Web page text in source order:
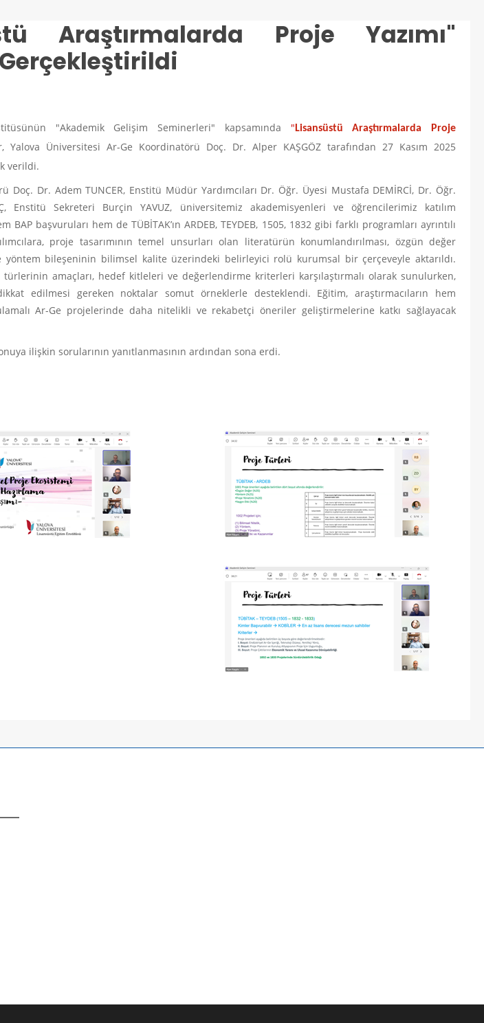
Araştırmalarda Proje Yazımı"
"Akademik Gelişim Seminerleri" kapsamında " Lisansüstü Araştırmalarda Proje
Yalova Üniversitesi Ar-Ge Koordinatörü Doç. Dr. Alper KAŞGÖZ tarafından 27 Kasım 2025
verildi.
Doç. Dr. Adem TUNCER, Enstitü Müdür Yardımcıları Dr. Öğr. Üyesi Mustafa DEMİRCİ, Dr. Öğr.
Enstitü Sekreteri Burçin YAVUZ, üniversitemiz akademisyenleri ve öğrencilerimiz katılım
BAP başvuruları hem de TÜBİTAK’ın ARDEB, TEYDEB, 1505, 1832 gibi farklı programları ayrıntılı
proje tasarımının temel unsurları olan literatürün konumlandırılması, özgün değer
bileşeninin bilimsel kalite üzerindeki belirleyici rolü kurumsal bir çerçeveyle aktarıldı.
amaçları, hedef kitleleri ve değerlendirme kriterleri karşılaştırmalı olarak sunulurken,
edilmesi gereken noktalar somut örneklerle desteklendi. Eğitim, araştırmacıların hem
Ar-Ge projelerinde daha nitelikli ve rekabetçi öneriler geliştirmelerine katkı sağlayacak
ilişkin sorularının yanıtlanmasının ardından sona erdi.